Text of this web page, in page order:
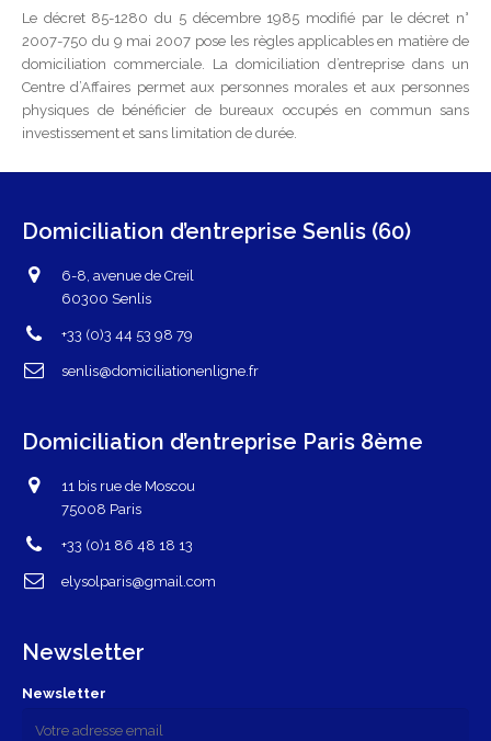
Le décret 85-1280 du 5 décembre 1985 modifié par le décret n°
2007-750 du 9 mai 2007 pose les règles applicables en matière de
domiciliation commerciale. La domiciliation d’entreprise dans un
Centre d’Affaires permet aux personnes morales et aux personnes
physiques de bénéficier de bureaux occupés en commun sans
investissement et sans limitation de durée.
Domiciliation d’entreprise Senlis (60)
6-8, avenue de Creil
60300 Senlis
+33 (0)3 44 53 98 79
senlis@domiciliationenligne.fr
Domiciliation d’entreprise Paris 8ème
11 bis rue de Moscou
75008 Paris
+33 (0)1 86 48 18 13
elysolparis@gmail.com
Newsletter
Newsletter